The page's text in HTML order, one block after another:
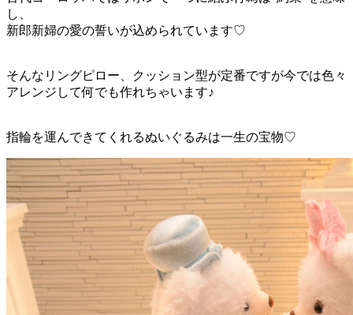
し、
新郎新婦の愛の誓いが込められています♡
そんなリングピロー、クッション型が定番ですが今では色々
アレンジして何でも作れちゃいます♪
指輪を運んできてくれるぬいぐるみは一生の宝物♡